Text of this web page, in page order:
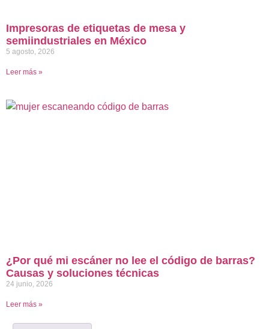
Impresoras de etiquetas de mesa y
semiindustriales en México
5 agosto, 2026
Leer más »
¿Por qué mi escáner no lee el código de barras?
Causas y soluciones técnicas
24 junio, 2026
Leer más »